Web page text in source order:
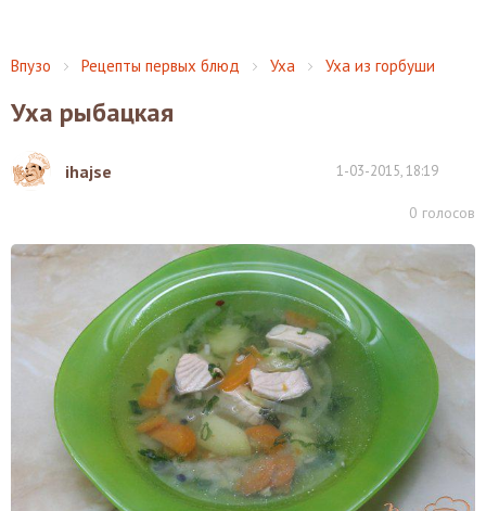
Впузо Рецепты первых блюд Уха Уха из горбуши
Уха рыбацкая
ihajse 1-03-2015, 18:19
0 голосов